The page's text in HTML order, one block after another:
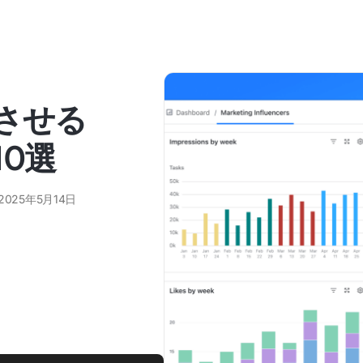
せる
選
年5月14日